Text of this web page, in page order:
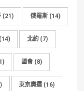
(21) 俄羅斯 (14)
(14) 北約 (7)
國會 (8)
東京奧運(16)